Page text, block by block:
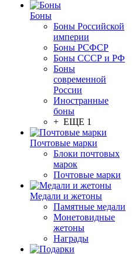
Боны
Боны Российской
империи
Боны РСФСР
Боны СССР и РФ
Боны
современной
России
Иностранные
боны
+ ЕЩЕ 1
Почтовые марки
Блоки почтовых
марок
Почтовые марки
Медали и жетоны
Памятные медали
Монетовидные
жетоны
Награды